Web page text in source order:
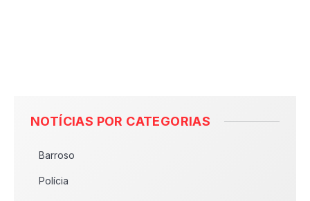
NOTÍCIAS POR CATEGORIAS
Barroso
Polícia